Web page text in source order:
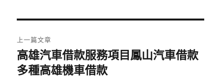
章
導
上一篇文章
上
一
高雄汽車借款服務項目鳳山汽車借款
多種高雄機車借款